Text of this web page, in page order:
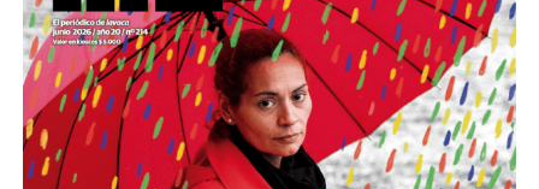
Descargar la Mu en PDF